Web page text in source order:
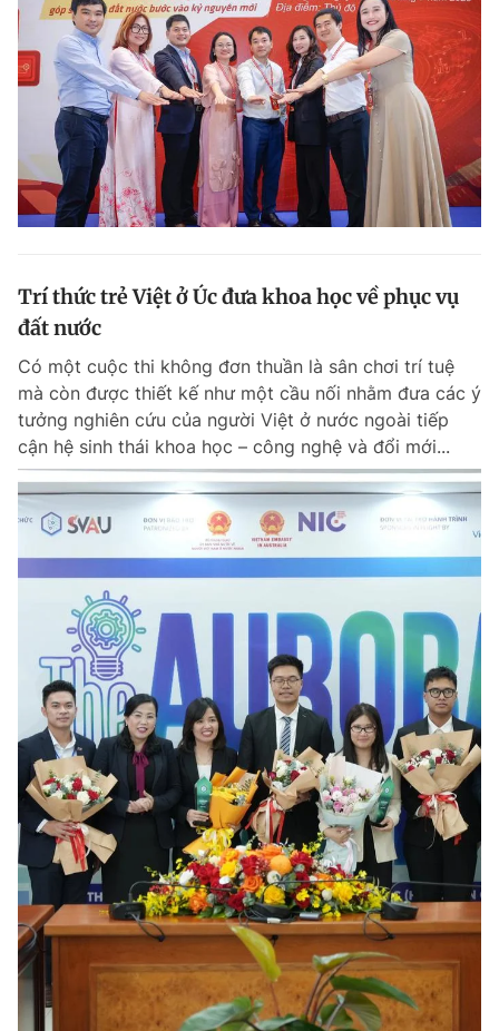
Giấy phép xuất bản số 110/GP - BTTTT cấp ngày 24.3.2020
© 2003-2026 Bản quyền thuộc về Báo Thanh Niên. Cấm sao chép
dưới mọi hình thức nếu không có sự chấp thuận bằng văn bản.
Phát triển bởi ePi Technologies, JSC.
Trí thức trẻ Việt ở Úc đưa khoa học về phục vụ
đất nước
Có một cuộc thi không đơn thuần là sân chơi trí tuệ
mà còn được thiết kế như một cầu nối nhằm đưa các ý
tưởng nghiên cứu của người Việt ở nước ngoài tiếp
cận hệ sinh thái khoa học – công nghệ và đổi mới...